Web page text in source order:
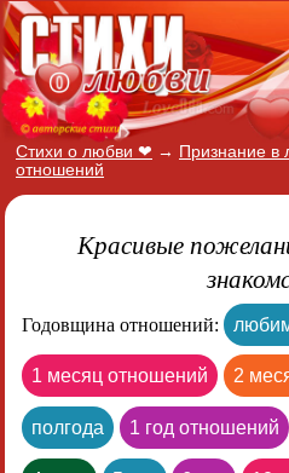
Стихи о любви ❤ → Признание в
отношений
Красивые
Годовщина отношений:
1 месяц отношений 2
полгода 1 год отношений